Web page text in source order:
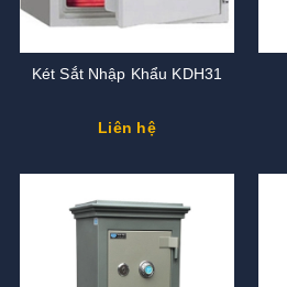
Két Sắt Nhập Khẩu KDH31
Liên hệ